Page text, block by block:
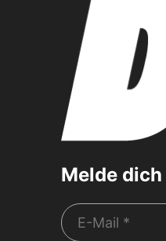
Melde